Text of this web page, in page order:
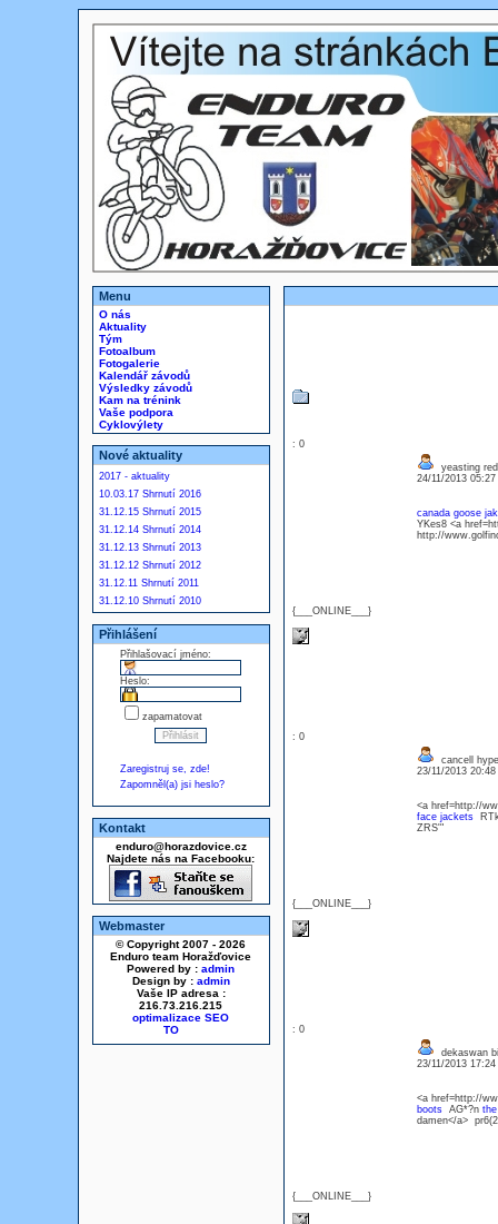
Menu
O nás
Aktuality
Tým
Fotoalbum
Fotogalerie
Kalendář závodů
Výsledky závodů
Kam na trénink
Vaše podpora
Cyklovýlety
Nové aktuality
2017 - aktuality
10.03.17 Shrnutí 2016
31.12.15 Shrnutí 2015
31.12.14 Shrnutí 2014
31.12.13 Shrnutí 2013
31.12.12 Shrnutí 2012
31.12.11 Shrnutí 2011
31.12.10 Shrnutí 2010
Přihlášení
Přihlašovací jméno:
Heslo:
zapamatovat
Zaregistruj se, zde!
Zapomněl(a) jsi heslo?
Kontakt
enduro@horazdovice.cz
Najdete nás na Facebooku:
Webmaster
© Copyright 2007 - 2026
Enduro team Horažďovice
Powered by : admin
Design by : admin
Vaše IP adresa :
216.73.216.215
optimalizace SEO
: 0
{___ONLINE___}
yeasting
24/11/2013
canada goose
YKes8 <a
http://
: 0
{___ONLINE___}
cancell
23/11/2013
<a href=http://
face jacketsRTk/
ZRS'"
: 0
{___ONLINE___}
dekaswan
23/11/2013
<a href=http://
bootsAG*?n
damen</a>